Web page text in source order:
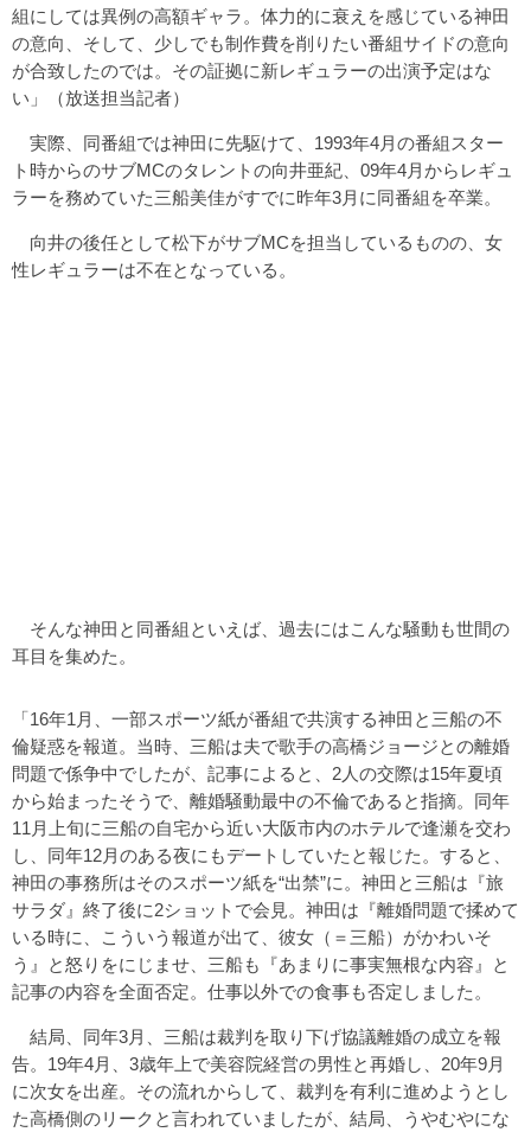
組にしては異例の高額ギャラ。体力的に衰えを感じている神田
の意向、そして、少しでも制作費を削りたい番組サイドの意向
が合致したのでは。その証拠に新レギュラーの出演予定はな
い」（放送担当記者）
実際、同番組では神田に先駆けて、1993年4月の番組スター
ト時からのサブMCのタレントの向井亜紀、09年4月からレギュ
ラーを務めていた三船美佳がすでに昨年3月に同番組を卒業。
向井の後任として松下がサブMCを担当しているものの、女
性レギュラーは不在となっている。
そんな神田と同番組といえば、過去にはこんな騒動も世間の
耳目を集めた。
「16年1月、一部スポーツ紙が番組で共演する神田と三船の不
倫疑惑を報道。当時、三船は夫で歌手の高橋ジョージとの離婚
問題で係争中でしたが、記事によると、2人の交際は15年夏頃
から始まったそうで、離婚騒動最中の不倫であると指摘。同年
11月上旬に三船の自宅から近い大阪市内のホテルで逢瀬を交わ
し、同年12月のある夜にもデートしていたと報じた。すると、
神田の事務所はそのスポーツ紙を“出禁”に。神田と三船は『旅
サラダ』終了後に2ショットで会見。神田は『離婚問題で揉めて
いる時に、こういう報道が出て、彼女（＝三船）がかわいそ
う』と怒りをにじませ、三船も『あまりに事実無根な内容』と
記事の内容を全面否定。仕事以外での食事も否定しました。
結局、同年3月、三船は裁判を取り下げ協議離婚の成立を報
告。19年4月、3歳年上で美容院経営の男性と再婚し、20年9月
に次女を出産。その流れからして、裁判を有利に進めようとし
た高橋側のリークと言われていましたが、結局、うやむやにな